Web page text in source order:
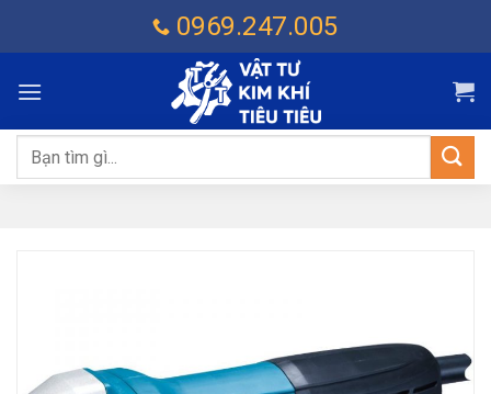
dung
0969.247.005
Tìm
kiếm: